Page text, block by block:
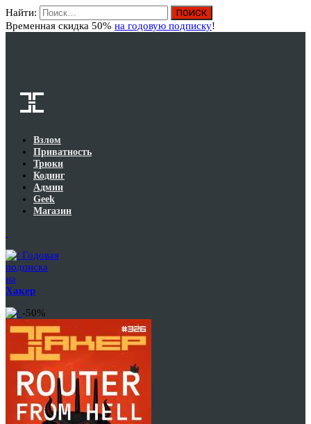
Найти:
Временная скидка 50% на годовую подписку!
Взлом
Приватность
Трюки
Кодинг
Админ
Geek
Магазин
Годовая
подписка
на
Хакер
-50%